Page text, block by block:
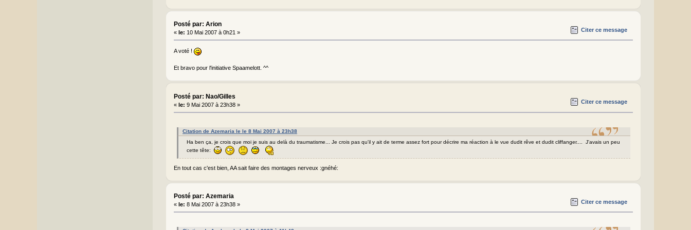
Posté par: Arion
« le: 10 Mai 2007 à 0h21 » Citer ce message
A voté !
Et bravo pour l'initiative Spaamelott. ^^
Posté par: Nao/Gilles
« le: 9 Mai 2007 à 23h38 » Citer ce message
Citation de Azemaria le le 8 Mai 2007 à 23h38
Ha ben ça, je crois que moi je suis au delà du traumatisme... Je crois pas qu'il y ait de terme assez fort pour décrire ma réaction à le vue dudit rêve et dudit cliffanger.... J'avais un peu
cette tête:
En tout cas c'est bien, AA sait faire des montages nerveux :gnéhé:
Posté par: Azemaria
« le: 8 Mai 2007 à 23h38 » Citer ce message